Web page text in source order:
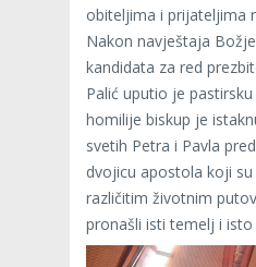
obiteljima i prijateljima
Nakon navještaja
kandidata za red
Palić uputio je
homilije biskup je
svetih Petra i Pavla
dvojicu apostola koji
različitim životnim
pronašli isti temelj i isto